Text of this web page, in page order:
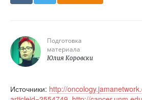
Подготовка
материала
Юлия Коровски
Источники: http://